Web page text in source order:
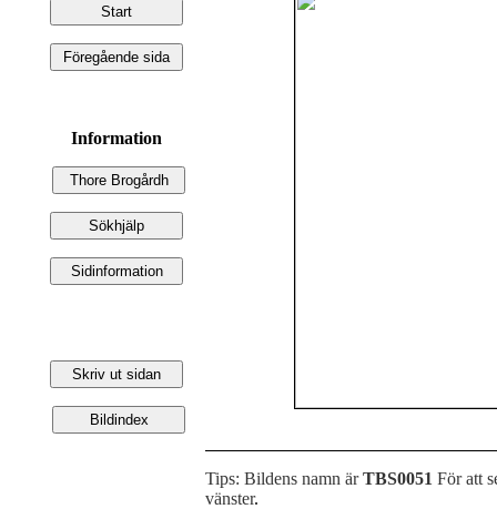
Information
Tips: Bildens namn ärTBS0051 För att
vänster.